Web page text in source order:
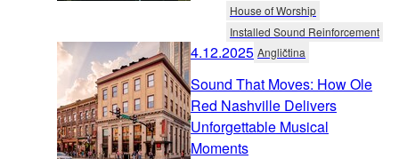
House of Worship
Installed Sound Reinforcement
4.12.2025 Angličtina
Sound That Moves: How Ole
Red Nashville Delivers
Unforgettable Musical
Moments